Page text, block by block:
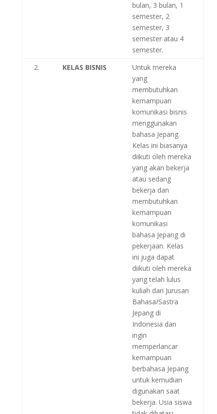
bulan, 3 bulan, 1
semester, 2
semester, 3
semester atau 4
semester.
2.
KELAS BISNIS
Untuk mereka
yang
membutuhkan
kemampuan
komunikasi bisnis
menggunakan
bahasa Jepang.
Kelas ini biasanya
diikuti oleh mereka
yang akan bekerja
atau sedang
bekerja dan
membutuhkan
kemampuan
komunikasi
bahasa Jepang di
pekerjaan. Kelas
ini juga dapat
diikuti oleh mereka
yang telah lulus
kuliah dari Jurusan
Bahasa/Sastra
Jepang di
Indonesia dan
ingin
memperlancar
kemampuan
berbahasa Jepang
untuk kemudian
digunakan saat
bekerja. Usia siswa